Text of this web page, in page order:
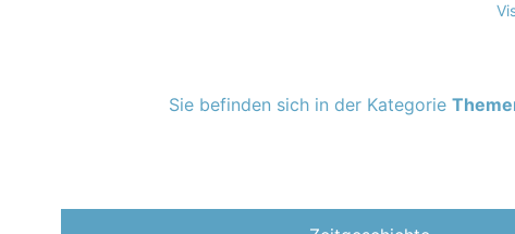
Sie befinden sich in der Kategorie